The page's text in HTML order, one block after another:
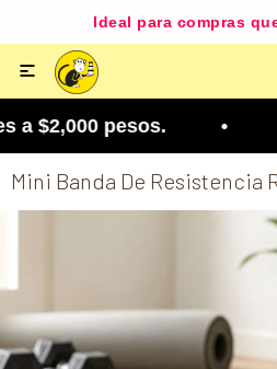
Ideal para compras

a $2,000 pesos. • Si lo
Mini Banda De Resistencia